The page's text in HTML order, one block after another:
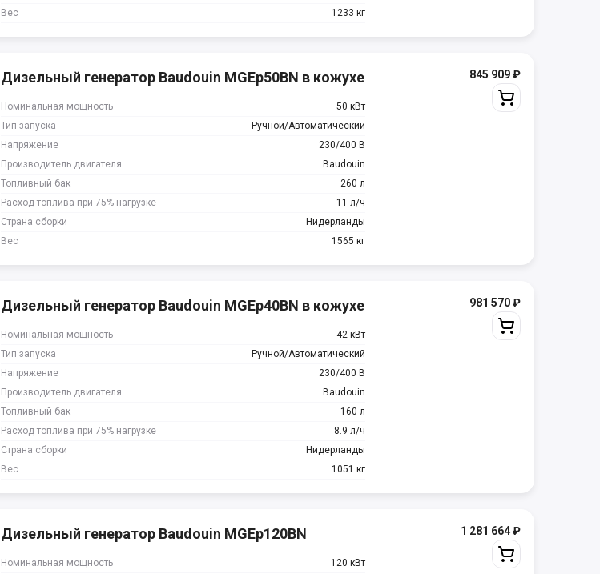
Вес
1233 кг
Дизельный генератор Baudouin MGEp50BN в кожухе
Номинальная мощность
50 кВт
Тип запуска
Ручной/Автоматический
Напряжение
230/400 В
Производитель двигателя
Baudouin
Топливный бак
260 л
Расход топлива при 75% нагрузке
11 л/ч
Страна сборки
Нидерланды
Вес
1565 кг
845 909₽
Дизельный генератор Baudouin MGEp40BN в кожухе
Номинальная мощность
42 кВт
Тип запуска
Ручной/Автоматический
Напряжение
230/400 В
Производитель двигателя
Baudouin
Топливный бак
160 л
Расход топлива при 75% нагрузке
8.9 л/ч
Страна сборки
Нидерланды
Вес
1051 кг
981 570₽
Дизельный генератор Baudouin MGEp120BN
Номинальная мощность
120 кВт
1 281 664₽